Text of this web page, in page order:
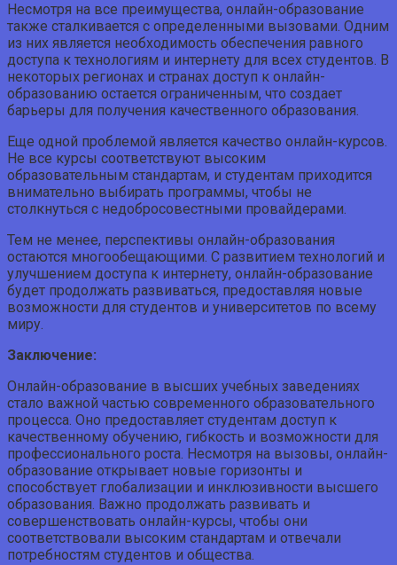
Несмотря на все преимущества, онлайн-образование
также сталкивается с определенными вызовами. Одним
из них является необходимость обеспечения равного
доступа к технологиям и интернету для всех студентов. В
некоторых регионах и странах доступ к онлайн-
образованию остается ограниченным, что создает
барьеры для получения качественного образования.
Еще одной проблемой является качество онлайн-курсов.
Не все курсы соответствуют высоким
образовательным стандартам, и студентам приходится
внимательно выбирать программы, чтобы не
столкнуться с недобросовестными провайдерами.
Тем не менее, перспективы онлайн-образования
остаются многообещающими. С развитием технологий и
улучшением доступа к интернету, онлайн-образование
будет продолжать развиваться, предоставляя новые
возможности для студентов и университетов по всему
миру.
Заключение:
Онлайн-образование в высших учебных заведениях
стало важной частью современного образовательного
процесса. Оно предоставляет студентам доступ к
качественному обучению, гибкость и возможности для
профессионального роста. Несмотря на вызовы, онлайн-
образование открывает новые горизонты и
способствует глобализации и инклюзивности высшего
образования. Важно продолжать развивать и
совершенствовать онлайн-курсы, чтобы они
соответствовали высоким стандартам и отвечали
потребностям студентов и общества.